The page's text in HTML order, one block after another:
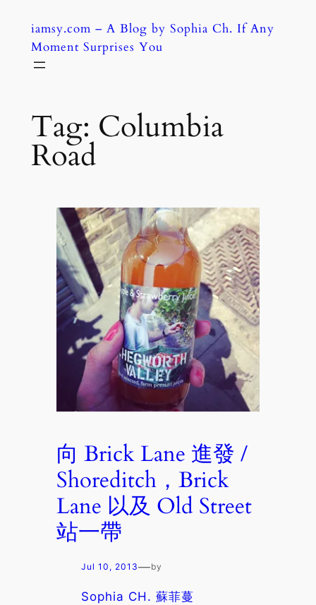
content
iamsy.com – A Blog by Sophia Ch. If Any
Moment Surprises You
Tag: Columbia
Road
向 Brick Lane 進發 /
Shoreditch，Brick
Lane 以及 Old Street
站一帶
Jul 10, 2013—by
Sophia CH. 蘇菲蔓